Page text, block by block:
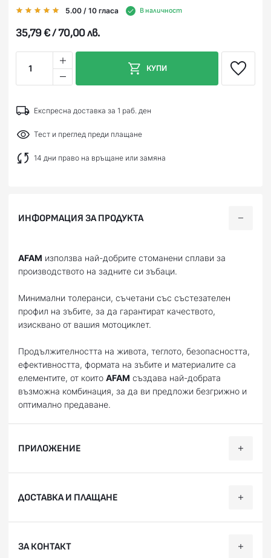
5.00 / 10 гласа В наличност
35,79 € / 70,00 лв.
1 КУПИ
Експресна доставка за 1 раб. ден
Тест и преглед преди плащане
14 дни право на връщане или замяна
ИНФОРМАЦИЯ ЗА ПРОДУКТА
AFAM използва най-добрите стоманени сплави за
производството на задните си зъбаци.
Минимални толеранси, съчетани със състезателен
профил на зъбите, за да гарантират качеството,
изисквано от вашия мотоциклет.
Продължителността на живота, теглото, безопасността,
ефективността, формата на зъбите и материалите са
елементите, от които AFAM създава най-добрата
възможна комбинация, за да ви предложи безгрижно и
оптимално предаване.
ПРИЛОЖЕНИЕ
Категория Марка Модел
1000
ДОСТАВКА И ПЛАЩАНЕ
професионализъм при доставката на Вашите поръчки,
ЗА КОНТАКТ